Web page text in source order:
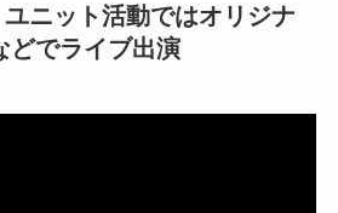
ニット活動ではオリジナ
どでライブ出演